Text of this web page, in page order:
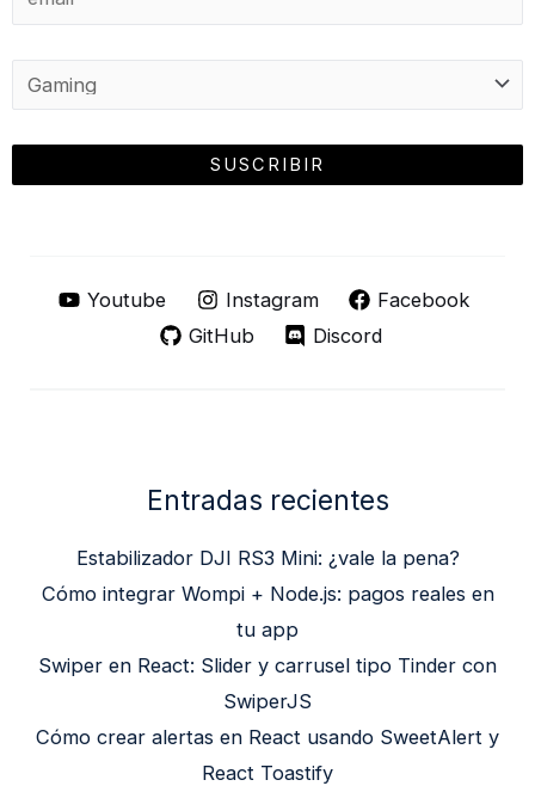
Youtube Instagram
Facebook
GitHub
Discord
Entradas recientes
Estabilizador DJI RS3 Mini: ¿vale la pena?
Cómo integrar Wompi + Node.js: pagos reales en
tu app
Swiper en React: Slider y carrusel tipo Tinder con
SwiperJS
Cómo crear alertas en React usando SweetAlert y
React Toastify